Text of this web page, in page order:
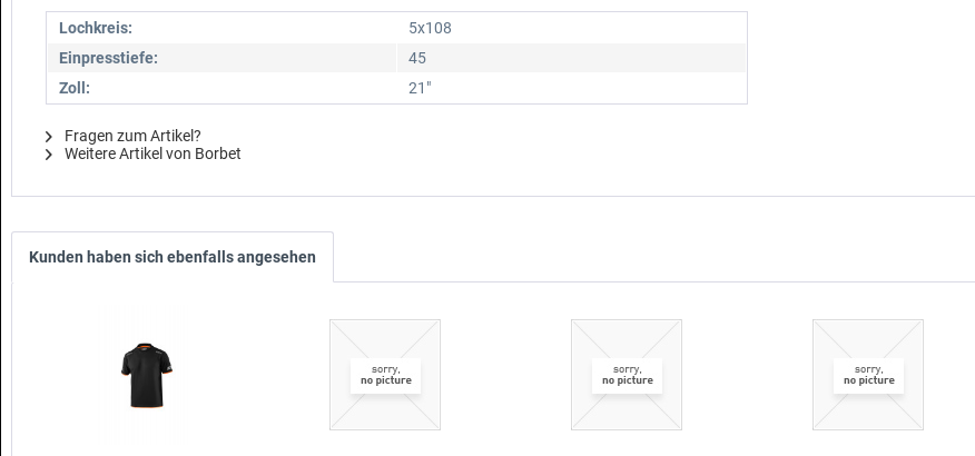
Lochkreis:
5x108
Einpresstiefe:
45
Zoll:
21"
Fragen zum Artikel?
Weitere Artikel von Borbet
Kunden haben sich ebenfalls angesehen